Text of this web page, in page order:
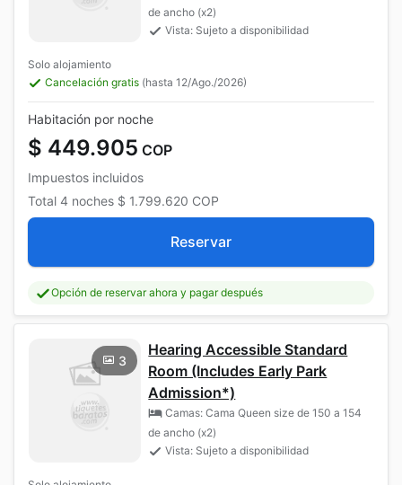
de ancho (x2)
Vista: Sujeto a disponibilidad
Solo alojamiento
Cancelación gratis (hasta 12/Ago./2026)
Habitación por noche
$ 449.905 COP
Impuestos incluidos
Total 4 noches $ 1.799.620 COP
Reservar
Opción de reservar ahora y pagar después
3
Hearing Accessible Standard
Room (Includes Early Park
Admission*)
Camas: Cama Queen size de 150 a 154
de ancho (x2)
Vista: Sujeto a disponibilidad